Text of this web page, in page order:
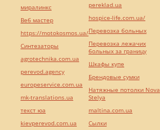
миралинкс
Веб мастер
https://motokosmos.ua/
Синтезаторы
agrotechnika.com.ua
perevod.agency
europeservice.com.ua
mk-translations.ua
текст юа
kievperevod.com.ua
pereklad.ua
hospice-life.com.ua/
Перевозка больных
Перевозка лежачих
больных за границу
Шкафы купе
Брендовые сумки
Натяжные потолки Nova
Stelya
maltina.com.ua
Cылки